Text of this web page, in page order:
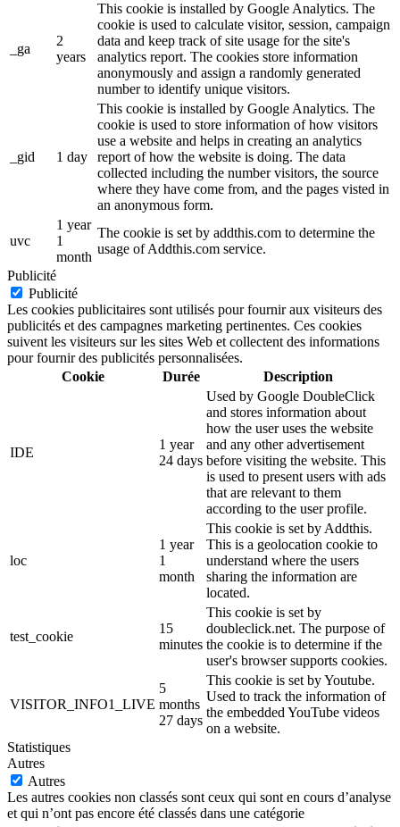
_ga
2
years
This cookie is installed by Google Analytics. The
cookie is used to calculate visitor, session, campaign
data and keep track of site usage for the site's
analytics report. The cookies store information
anonymously and assign a randomly generated
number to identify unique visitors.
_gid 1 day
This cookie is installed by Google Analytics. The
cookie is used to store information of how visitors
use a website and helps in creating an analytics
report of how the website is doing. The data
collected including the number visitors, the source
where they have come from, and the pages visted in
an anonymous form.
uvc
1 year
1
month
The cookie is set by addthis.com to determine the
usage of Addthis.com service.
Publicité
Publicité
Les cookies publicitaires sont utilisés pour fournir aux visiteurs des
publicités et des campagnes marketing pertinentes. Ces cookies
suivent les visiteurs sur les sites Web et collectent des informations
pour fournir des publicités personnalisées.
Cookie
Durée Description
IDE
1 year
24 days
Used by Google DoubleClick
and stores information about
how the user uses the website
and any other advertisement
before visiting the website. This
is used to present users with ads
that are relevant to them
according to the user profile.
loc
1 year
1
month
This cookie is set by Addthis.
This is a geolocation cookie to
understand where the users
sharing the information are
located.
test_cookie
15
minutes
This cookie is set by
doubleclick.net. The purpose of
the cookie is to determine if the
user's browser supports cookies.
VISITOR_INFO1_LIVE
5
months
27 days
This cookie is set by Youtube.
Used to track the information of
the embedded YouTube videos
on a website.
Statistiques
Autres
Autres
Les autres cookies non classés sont ceux qui sont en cours d’analyse
et qui n’ont pas encore été classés dans une catégorie